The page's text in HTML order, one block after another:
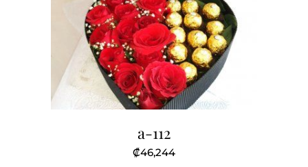
a-112
₡46,244